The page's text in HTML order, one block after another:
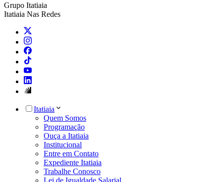
Grupo Itatiaia
Itatiaia Nas Redes
Itatiaia
Quem Somos
Programação
Ouça a Itatiaia
Institucional
Entre em Contato
Expediente Itatiaia
Trabalhe Conosco
Lei de Igualdade Salarial